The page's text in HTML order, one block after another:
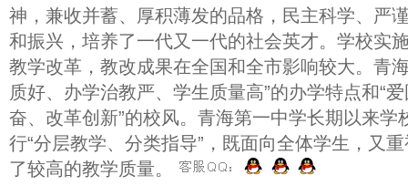
神，兼收并蓄、厚积薄发的品格，民主科学、严
和振兴，培养了一代又一代的社会英才。学校实
教学改革，教改成果在全国和全市影响较大。青
质好、办学治教严、学生质量高”的办学特点和“
奋、改革创新”的校风。青海第一中学长期以来学
行“分层教学、分类指导”，既面向全体学生，又
了较高的教学质量。